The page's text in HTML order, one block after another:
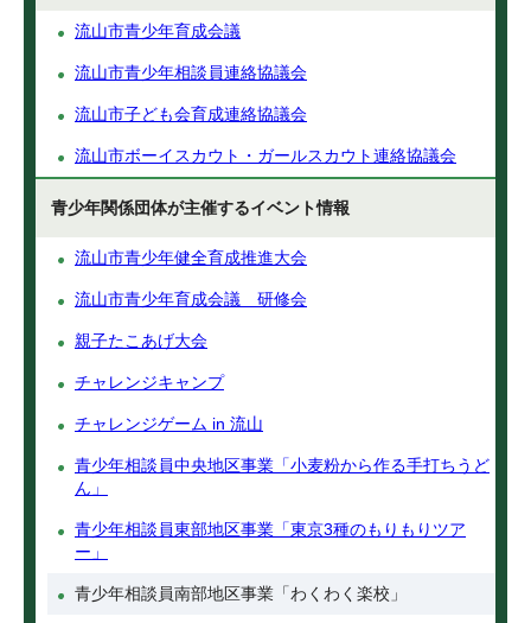
流山市青少年育成会議
流山市青少年相談員連絡協議会
流山市子ども会育成連絡協議会
流山市ボーイスカウト・ガールスカウト連絡協議会
青少年関係団体が主催するイベント情報
流山市青少年健全育成推進大会
流山市青少年育成会議 研修会
親子たこあげ大会
チャレンジキャンプ
チャレンジゲーム in 流山
青少年相談員中央地区事業「小麦粉から作る手打ちうど
ん」
青少年相談員東部地区事業「東京3種のもりもりツア
ー」
青少年相談員南部地区事業「わくわく楽校」